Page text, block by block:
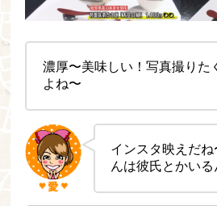
濃厚〜美味しい！写真撮りた
よね〜
インスタ映えだ
んは彼氏とかいる